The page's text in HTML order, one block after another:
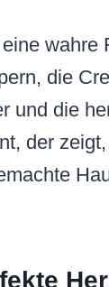
wahre
die
und die
der